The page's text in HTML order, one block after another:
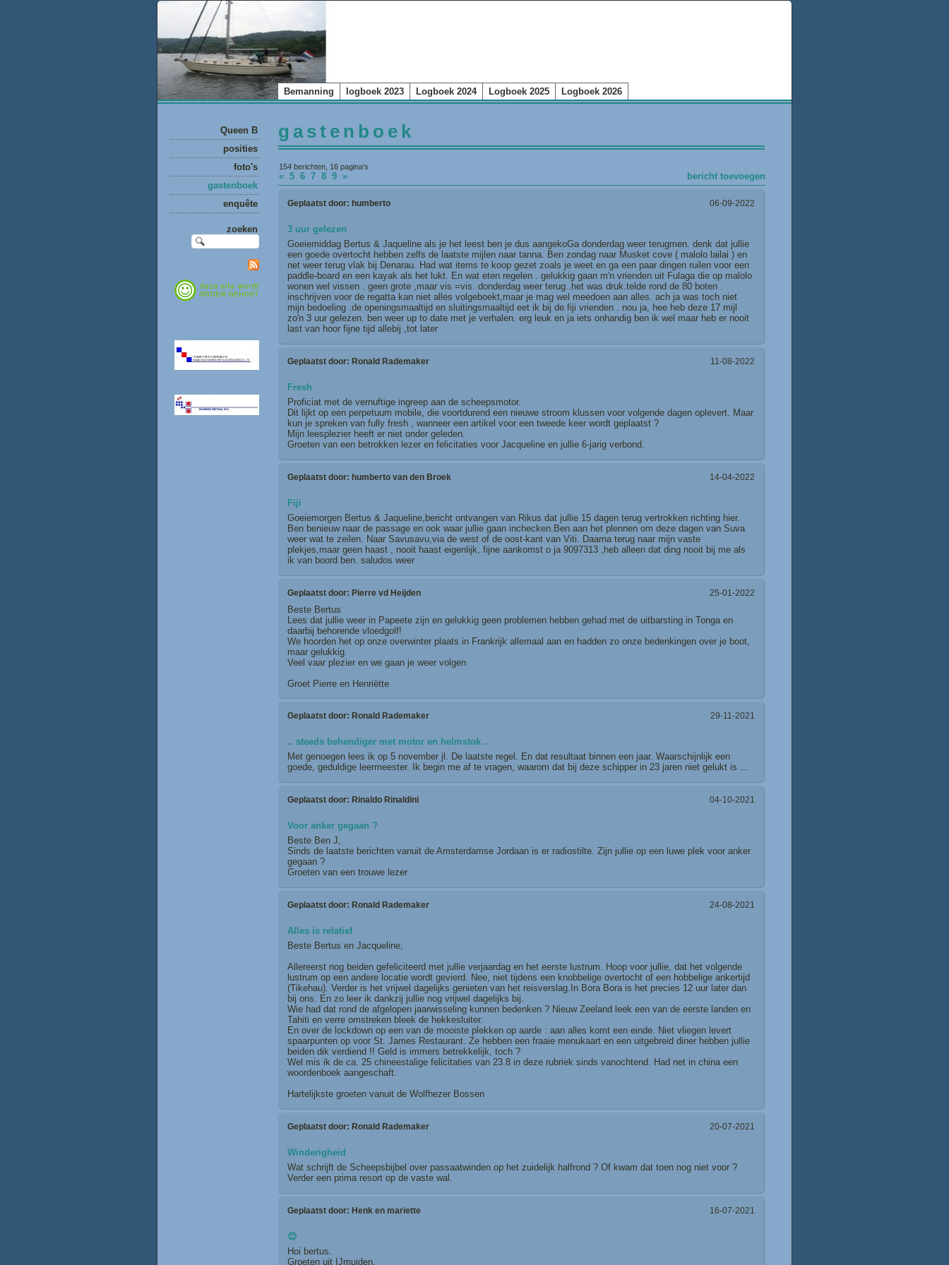
Bemanning logboek 2023 Logboek 2024 Logboek 2025 Logboek 2026
Queen B
posities
foto's
gastenboek
enquête
zoeken
gastenboek
154 berichten, 16 pagina's
bericht toevoegen
« 5 6 7 8 9 »
06-09-2022
Geplaatst door: humberto
3 uur gelezen
Goeiemiddag Bertus & Jaqueline als je het leest ben je dus aangekoGa donderdag weer terugmen. denk dat jullie
een goede overtocht hebben zelfs de laatste mijlen naar tanna. Ben zondag naar Musket cove ( malolo lailai ) en
net weer terug vlak bij Denarau. Had wat items te koop gezet zoals je weet en ga een paar dingen ruilen voor een
paddle-board en een kayak als het lukt. En wat eten regelen . gelukkig gaan m'n vrienden uit Fulaga die op malolo
wonen wel vissen . geen grote ,maar vis =vis. donderdag weer terug..het was druk.telde rond de 80 boten .
inschrijven voor de regatta kan niet alles volgeboekt,maar je mag wel meedoen aan alles. ach ja was toch niet
mijn bedoeling .de openingsmaaltijd en sluitingsmaaltijd eet ik bij de fiji vrienden . nou ja, hee heb deze 17 mijl
zo'n 3 uur gelezen. ben weer up to date met je verhalen. erg leuk en ja iets onhandig ben ik wel maar heb er nooit
last van hoor fijne tijd allebij ,tot later
11-08-2022
Geplaatst door: Ronald Rademaker
Fresh
Proficiat met de vernuftige ingreep aan de scheepsmotor.
Dit lijkt op een perpetuum mobile, die voortdurend een nieuwe stroom klussen voor volgende dagen oplevert. Maar
kun je spreken van fully fresh , wanneer een artikel voor een tweede keer wordt geplaatst ?
Mijn leesplezier heeft er niet onder geleden.
Groeten van een betrokken lezer en felicitaties voor Jacqueline en jullie 6-jarig verbond.
14-04-2022
Geplaatst door: humberto van den Broek
Fiji
Goeiemorgen Bertus & Jaqueline,bericht ontvangen van Rikus dat jullie 15 dagen terug vertrokken richting hier.
Ben benieuw naar de passage en ook waar jullie gaan inchecken.Ben aan het plennen om deze dagen van Suva
weer wat te zeilen. Naar Savusavu,via de west of de oost-kant van Viti. Daarna terug naar mijn vaste
plekjes,maar geen haast , nooit haast eigenlijk, fijne aankomst o ja 9097313 ,heb alleen dat ding nooit bij me als
ik van boord ben. saludos weer
25-01-2022
Geplaatst door: Pierre vd Heijden
Beste Bertus
Lees dat jullie weer in Papeete zijn en gelukkig geen problemen hebben gehad met de uitbarsting in Tonga en
daarbij behorende vloedgolf!
We hoorden het op onze overwinter plaats in Frankrijk allemaal aan en hadden zo onze bedenkingen over je boot,
maar gelukkig.
Veel vaar plezier en we gaan je weer volgen
Groet Pierre en Henriëtte
29-11-2021
Geplaatst door: Ronald Rademaker
.. steeds behendiger met motor en helmstok ..
Met genoegen lees ik op 5 november jl. De laatste regel. En dat resultaat binnen een jaar. Waarschijnlijk een
goede, geduldige leermeester. Ik begin me af te vragen, waarom dat bij deze schipper in 23 jaren niet gelukt is ...
04-10-2021
Geplaatst door: Rinaldo Rinaldini
Voor anker gegaan ?
Beste Ben J,
Sinds de laatste berichten vanuit de Amsterdamse Jordaan is er radiostilte. Zijn jullie op een luwe plek voor anker
gegaan ?
Groeten van een trouwe lezer
24-08-2021
Geplaatst door: Ronald Rademaker
Alles is relatief
Beste Bertus en Jacqueline,
Allereerst nog beiden gefeliciteerd met jullie verjaardag en het eerste lustrum. Hoop voor jullie, dat het volgende
lustrum op een andere locatie wordt gevierd. Nee, niet tijdens een knobbelige overtocht of een hobbelige ankertijd
(Tikehau). Verder is het vrijwel dagelijks genieten van het reisverslag.In Bora Bora is het precies 12 uur later dan
bij ons. En zo leer ik dankzij jullie nog vrijwel dagelijks bij.
Wie had dat rond de afgelopen jaarwisseling kunnen bedenken ? Nieuw Zeeland leek een van de eerste landen en
Tahiti en verre omstreken bleek de hekkesluiter.
En over de lockdown op een van de mooiste plekken op aarde : aan alles komt een einde. Niet vliegen levert
spaarpunten op voor St. James Restaurant. Ze hebben een fraaie menukaart en een uitgebreid diner hebben jullie
beiden dik verdiend !! Geld is immers betrekkelijk, toch ?
Wel mis ik de ca. 25 chineestalige felicitaties van 23.8 in deze rubriek sinds vanochtend. Had net in china een
woordenboek aangeschaft.
Hartelijkste groeten vanuit de Wolfhezer Bossen
20-07-2021
Geplaatst door: Ronald Rademaker
Winderigheid
Wat schrijft de Scheepsbijbel over passaatwinden op het zuidelijk halfrond ? Of kwam dat toen nog niet voor ?
Verder een prima resort op de vaste wal.
16-07-2021
Geplaatst door: Henk en mariette
😊
Hoi bertus.
Groeten uit IJmuiden.